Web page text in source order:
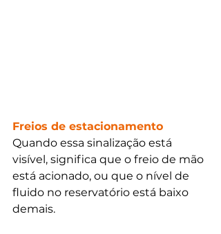
Freios de estacionamento
Quando essa sinalização está
visível, significa que o freio de mão
está acionado, ou que o nível de
fluido no reservatório está baixo
demais.